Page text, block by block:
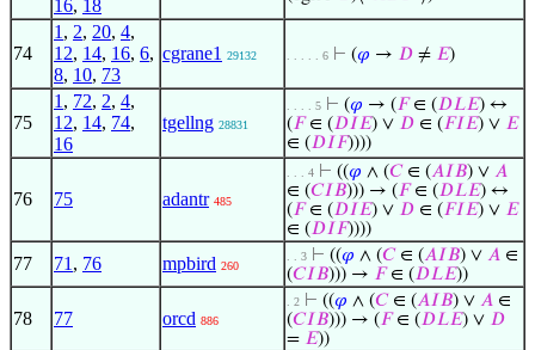
16, 18
74
1 , 2, 20, 4,
12, 14, 16, 6,
8, 10, 73
cgrane1 29132 . . . . . 6 ⊢ (𝜑 → 𝐷 ≠ 𝐸)
75
1 , 72, 2, 4,
12, 14, 74,
16
tgellng 28831
. . . . 5 ⊢ (𝜑 → (𝐹∈ (𝐷𝐿𝐸) ↔
(𝐹∈ (𝐷𝐼𝐸) ∨ 𝐷 ∈ (𝐹𝐼𝐸) ∨ 𝐸
∈ (𝐷𝐼𝐹))))
76 75 adantr 485
. . . 4 ⊢ ((𝜑 ∧ (𝐶∈ (𝐴𝐼𝐵) ∨ 𝐴
∈ (𝐶𝐼𝐵))) → (𝐹∈ (𝐷𝐿𝐸) ↔
(𝐹∈ (𝐷𝐼𝐸) ∨ 𝐷 ∈ (𝐹𝐼𝐸) ∨ 𝐸
∈ (𝐷𝐼𝐹))))
77 71 , 76 mpbird 260
. . 3 ⊢ ((𝜑 ∧ (𝐶∈ (𝐴𝐼𝐵) ∨ 𝐴 ∈
(𝐶𝐼𝐵))) → 𝐹∈ (𝐷𝐿𝐸))
78 77 orcd 886
. 2 ⊢ ((𝜑 ∧ (𝐶∈ (𝐴𝐼𝐵) ∨ 𝐴 ∈
(𝐶𝐼𝐵))) → (𝐹∈ (𝐷𝐿𝐸) ∨ 𝐷
= 𝐸))